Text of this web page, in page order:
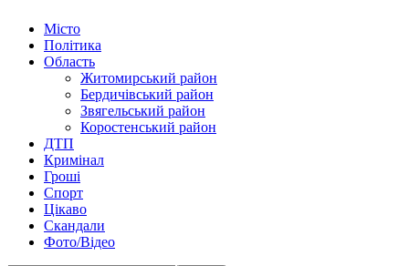
Місто
Політика
Область
Житомирський район
Бердичівський район
Звягельський район
Коростенський район
ДТП
Кримінал
Гроші
Спорт
Цікаво
Скандали
Фото/Відео